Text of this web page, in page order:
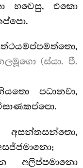
භවෙසු, එකො
(ස්යා. පී.
පධානවා,
අසන්තසන්තො,
අලිප්පමානො